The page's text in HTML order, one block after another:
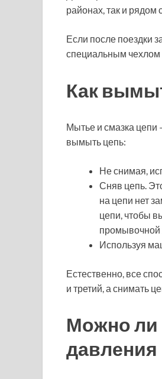
районах, так и рядом
Если после поездки
специальным чехлом
Как
Мытье и смазка цепи
вымыть цепь:
Не снимая,
Сняв цепь.
на цепи нет
цепи, чтобы
промывочной
Используя
Естественно, все
и третий, а снимать
Можно ли
давления